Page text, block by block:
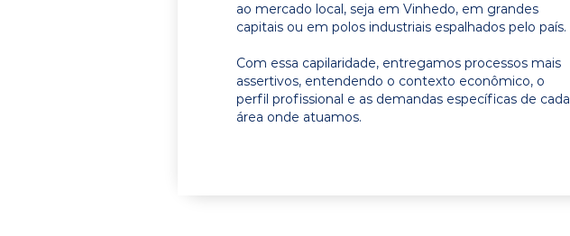
ao mercado local, seja em Vinhedo, em grandes
capitais ou em polos industriais espalhados pelo país.
Com essa capilaridade, entregamos processos mais
assertivos, entendendo o contexto econômico, o
perfil profissional e as demandas específicas de cada
área onde atuamos.